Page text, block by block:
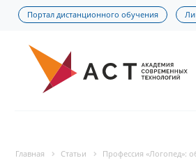
Портал дистанционного обучения
Главная Статьи Профессия «Логопед»: